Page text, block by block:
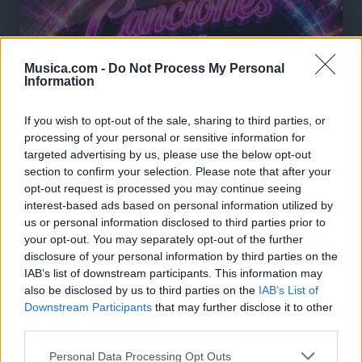
Musica.com - Do Not Process My Personal
Information
If you wish to opt-out of the sale, sharing to third parties, or
processing of your personal or sensitive information for
targeted advertising by us, please use the below opt-out
section to confirm your selection. Please note that after your
opt-out request is processed you may continue seeing
interest-based ads based on personal information utilized by
us or personal information disclosed to third parties prior to
your opt-out. You may separately opt-out of the further
disclosure of your personal information by third parties on the
IAB’s list of downstream participants. This information may
also be disclosed by us to third parties on the IAB’s List of
Downstream Participants that may further disclose it to other
Personal Data Processing Opt Outs
Añadir un comentario ...
🪐🚀 Canciones para Ver las Estrellas:
Psicodelia y Space Rock 🎸✨
🌌🚀 Viaje intergaláctico: la mejor selección de
psicodelia, space rock y atmósferas cósmicas para